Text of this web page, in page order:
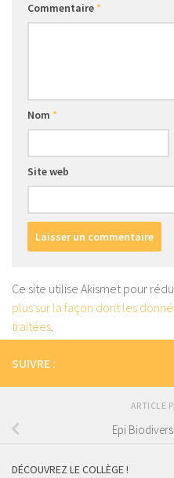
Commentaire*
Nom *
Site web
Ce site utilise Akismet pour
plus sur la façon dont les
traitées.
SUIVRE :
ARTICLE
Epi
DÉCOUVREZ LE COLLÈGE !